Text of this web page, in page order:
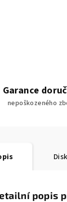
Garance
nepoškozeného
popis